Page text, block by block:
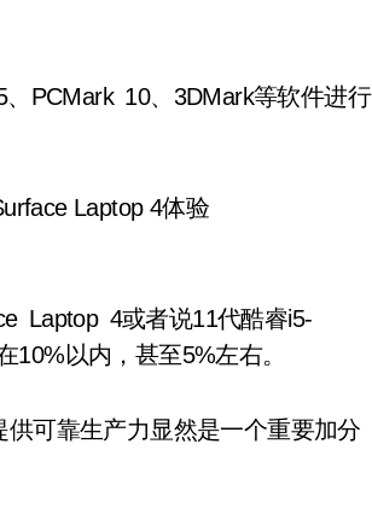
PCMark 10、3DMark等软件进行
Laptop 4或者说11代酷睿i5-
10%以内，甚至5%左右。
可靠生产力显然是一个重要加分